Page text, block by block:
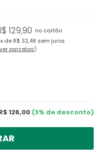
129,90 no cartão
de R$ 32,48 sem juros
ver parcelas
126,00 (3% de desconto)